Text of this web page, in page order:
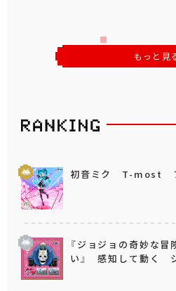
もっと見
初音ミク T-most
『ジョジョの奇妙な
い』 感知して動く